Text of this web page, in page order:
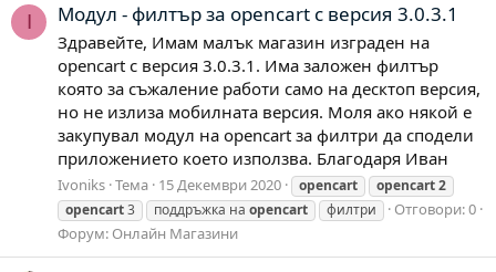
I Модул - филтър за opencart с версия 3.0.3.1
Здравейте, Имам малък магазин изграден на
opencart с версия 3.0.3.1. Има заложен филтър
която за съжаление работи само на десктоп версия,
но не излиза мобилната версия. Моля ако някой е
закупувал модул на opencart за филтри да сподели
приложението което използва. Благодаря Иван
Ivoniks Тема 15 Декември 2020 opencart opencart2
opencart3 поддръжка на opencart филтри
Отговори: 0
Форум: Онлайн Магазини